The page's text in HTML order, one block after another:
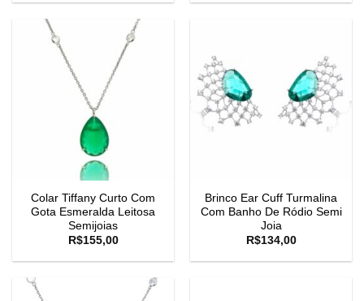
Colar Tiffany Curto Com
Gota Esmeralda Leitosa
Semijoias
R$155,00
Brinco Ear Cuff Turmalina
Com Banho De Ródio Semi
Joia
R$134,00